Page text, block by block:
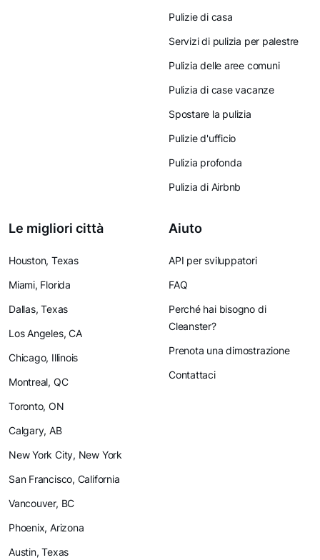
Pulizie di casa
Servizi di pulizia per palestre
Pulizia delle aree comuni
Pulizia di case vacanze
Spostare la pulizia
Pulizie d'ufficio
Pulizia profonda
Pulizia di Airbnb
Le migliori città
Houston, Texas
Miami, Florida
Dallas, Texas
Los Angeles, CA
Chicago, Illinois
Montreal, QC
Toronto, ON
Calgary, AB
New York City, New York
San Francisco, California
Vancouver, BC
Phoenix, Arizona
Austin, Texas
Aiuto
API per sviluppatori
FAQ
Perché hai bisogno di
Cleanster?
Prenota una dimostrazione
Contattaci